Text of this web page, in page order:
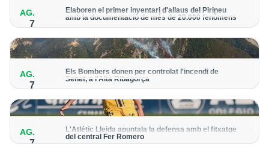
AG.
7
Elaboren el primer inventari d'allaus del Pirineu
amb la documentació de més de 20.000 fenòmens
Obra de l'Institut Cartogràfic i Geològic de Catalunya, amb
AG.
7
Els Bombers donen per controlat l'incendi de
Senet, a l'Alta Ribagorça
El cos manté la vigilància de la zona amb drons i mitjans aeris
AG.
7
L'Atlètic Lleida apuntala la defensa amb el fitxatge
del central Fer Romero